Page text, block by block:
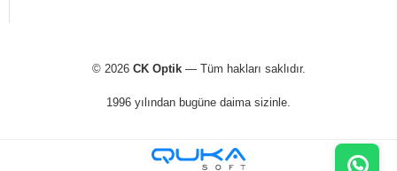
© 2026 CK Optik— Tüm hakları saklıdır.
1996 yılından bugüne daima sizinle.